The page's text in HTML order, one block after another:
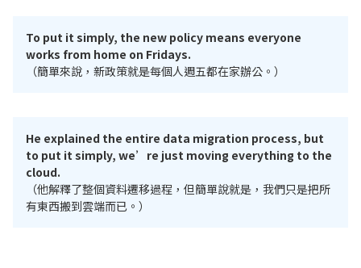
To put it simply, the new policy means everyone
works from home on Fridays.
（簡單來說，新政策就是每個人週五都在家辦公。）
He explained the entire data migration process, but
to put it simply, we’re just moving everything to the
cloud.
（他解釋了整個資料遷移過程，但簡單說就是，我們只是把所
有東西搬到雲端而已。）